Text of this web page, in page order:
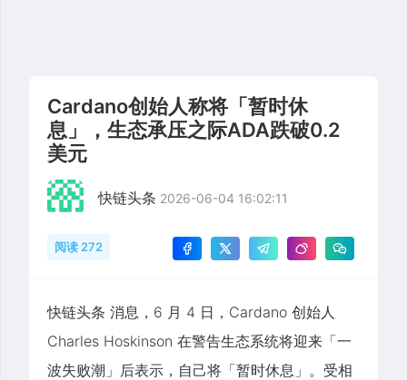
Cardano创始人称将「暂时休
息」，生态承压之际ADA跌破0.2
美元
快链头条 2026-06-04 16:02:11
阅读 272
快链头条 消息，6 月 4 日，Cardano 创始人
Charles Hoskinson 在警告生态系统将迎来「一
波失败潮」后表示，自己将「暂时休息」。受相